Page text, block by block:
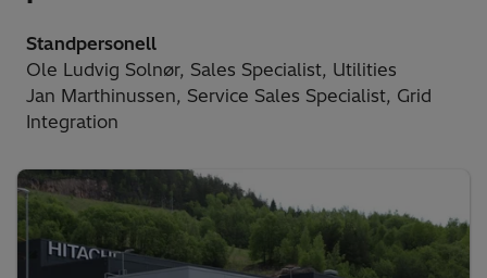
Standpersonell
Ole Ludvig Solnør, Sales Specialist, Utilities
Jan Marthinussen, Service Sales Specialist, Grid
Integration